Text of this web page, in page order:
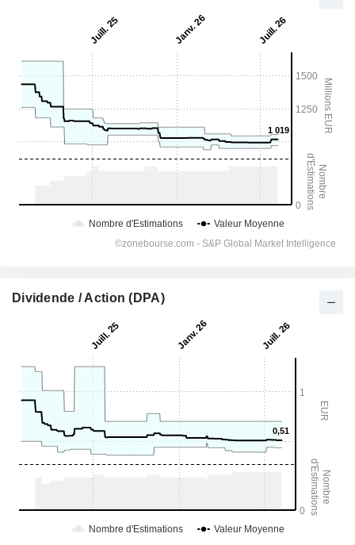
Dividende / Action (DPA)